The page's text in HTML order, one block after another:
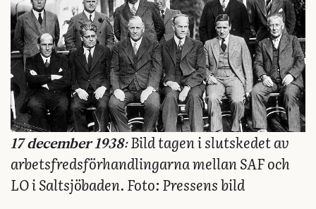
17 december 1938:Bild tagen i slutskedet av
arbetsfredsförhandlingarna mellan SAF och
LO i Saltsjöbaden. Foto: Pressens bild